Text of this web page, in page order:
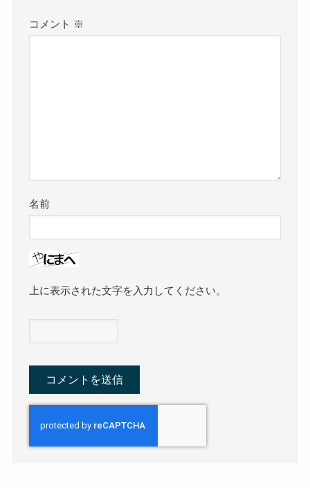
コメント ※
名前
上に表示された文字を入力してください。